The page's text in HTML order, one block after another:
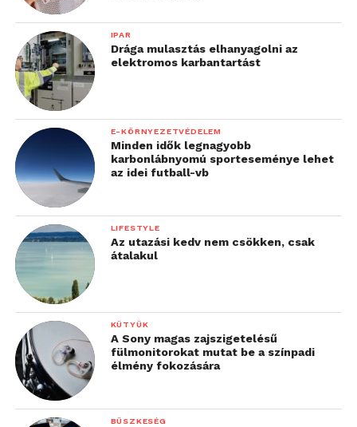
IPAR
Drága mulasztás elhanyagolni az
elektromos karbantartást
E-KÖRNYEZETVÉDELEM
Minden idők legnagyobb
karbonlábnyomú sporteseménye lehet
az idei futball-vb
LIFESTYLE
Az utazási kedv nem csökken, csak
átalakul
KÜTYÜK
A Sony magas zajszigetelésű
fülmonitorokat mutat be a színpadi
élmény fokozására
BÜSZKESÉG